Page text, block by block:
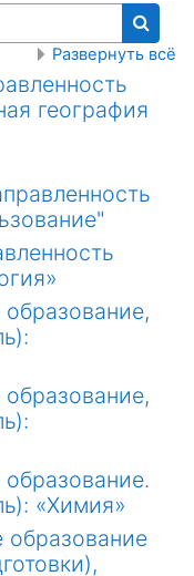
Поиск
Развернуть всё
география
образование,
образование,
образование.
«Химия»
образование